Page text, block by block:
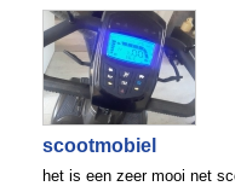
scootmobiel
het is een zeer mooi net